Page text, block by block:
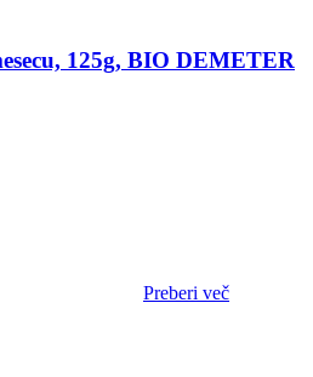
125g, BIO DEMETER
Preberi več